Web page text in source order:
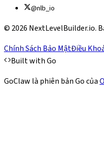
@nlb_io
© 2026 NextLevelBuilder.io.
Chính Sách Bảo MậtĐiều
Built with Go
GoClaw là phiên bản Go của